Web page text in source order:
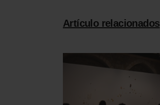
Artículo relacionados